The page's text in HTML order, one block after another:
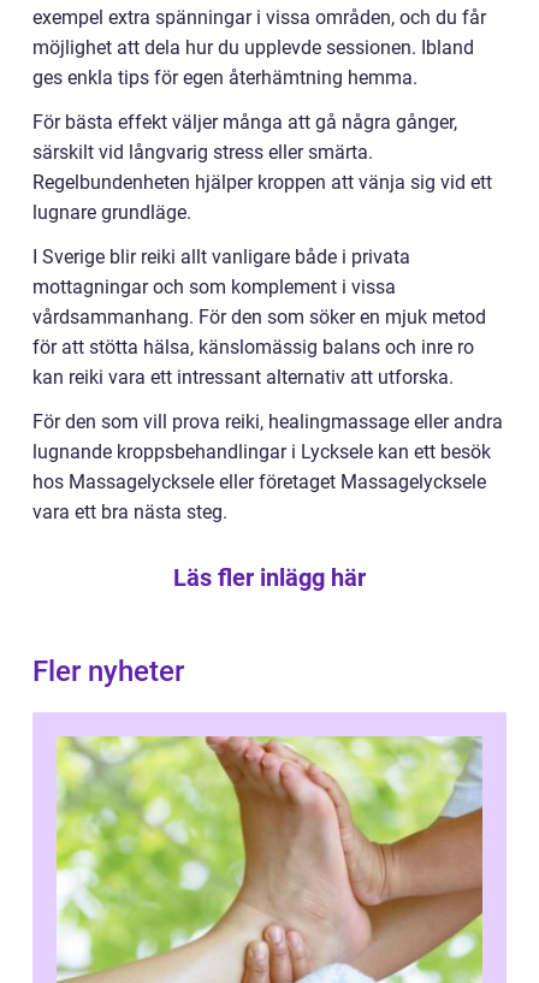
exempel extra spänningar i vissa områden, och du får
möjlighet att dela hur du upplevde sessionen. Ibland
ges enkla tips för egen återhämtning hemma.
För bästa effekt väljer många att gå några gånger,
särskilt vid långvarig stress eller smärta.
Regelbundenheten hjälper kroppen att vänja sig vid ett
lugnare grundläge.
I Sverige blir reiki allt vanligare både i privata
mottagningar och som komplement i vissa
vårdsammanhang. För den som söker en mjuk metod
för att stötta hälsa, känslomässig balans och inre ro
kan reiki vara ett intressant alternativ att utforska.
För den som vill prova reiki, healingmassage eller andra
lugnande kroppsbehandlingar i Lycksele kan ett besök
hos Massagelycksele eller företaget Massagelycksele
vara ett bra nästa steg.
Läs fler inlägg här
Fler nyheter